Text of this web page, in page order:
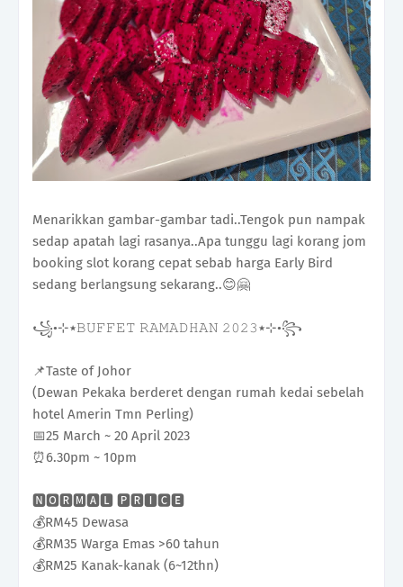
Menarikkan gambar-gambar tadi..Tengok pun nampak
sedap apatah lagi rasanya..Apa tunggu lagi korang jom
booking slot korang cepat sebab harga Early Bird
sedang berlangsung sekarang..😊🤗
꧁•⊹٭𝙱𝚄𝙵𝙵𝙴𝚃 𝚁𝙰𝙼𝙰𝙳𝙷𝙰𝙽 𝟸𝟶𝟸𝟹٭⊹•꧂
📌Taste of Johor
(Dewan Pekaka berderet dengan rumah kedai sebelah
hotel Amerin Tmn Perling)
📅25 March ~ 20 April 2023
⏰️6.30pm ~ 10pm
🅽🅾🆁🅼🅰🅻 🅿🆁🅸🅲🅴
💰RM45 Dewasa
💰RM35 Warga Emas >60 tahun
💰RM25 Kanak-kanak (6~12thn)